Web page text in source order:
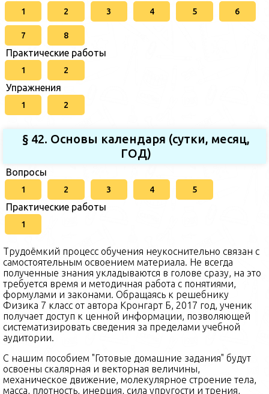
1 2 3 4 5 6
7 8
Практические работы
1 2
Упражнения
1 2
§ 42. Основы календаря (сутки, месяц,
ГОД)
Вопросы
1 2 3 4 5
Практические работы
1
Трудоёмкий процесс обучения неукоснительно связан с
самостоятельным освоением материала. Не всегда
полученные знания укладываются в голове сразу, на это
требуется время и методичная работа с понятиями,
формулами и законами. Обращаясь к решебнику
Физика 7 класс от автора Кронгарт Б, 2017 год, ученик
получает доступ к ценной информации, позволяющей
систематизировать сведения за пределами учебной
аудитории.
С нашим пособием "Готовые домашние задания" будут
освоены скалярная и векторная величины,
механическое движение, молекулярное строение тела,
масса, плотность, инерция, сила упругости и трения,